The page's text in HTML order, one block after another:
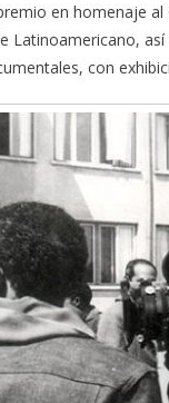
en homenaje
Latinoamericano,
con